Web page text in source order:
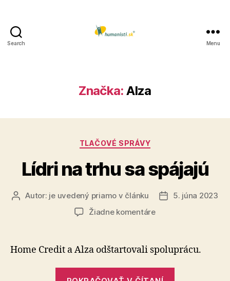
Search Menu
Značka: Alza
Kategórie
TLAČOVÉ SPRÁVY
Lídri na trhu sa spájajú
AutorAutor: je uvedený priamo v článku
Dátum
5. júna 2023
Žiadne komentárena
trhu
sa
spájajú
Home Credit a Alza odštartovali spoluprácu.